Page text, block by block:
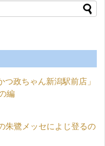
つ政ちゃん新潟駅前店」
編
朱鷺メッセによじ登るの